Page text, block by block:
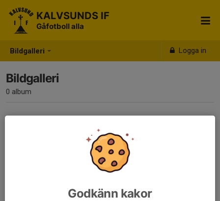
Bildgalleri Logga in
KALVSUNDS IF
Gåfotboll alla
Bildgalleri
0 album
Inga album skapade
Godkänn kakor